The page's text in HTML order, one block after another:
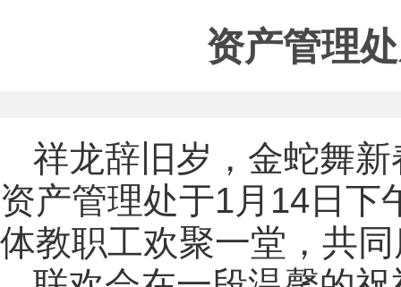
资产管理
祥龙辞旧岁，金蛇舞
资产管理处于1月14日下
体教职工欢聚一堂，共